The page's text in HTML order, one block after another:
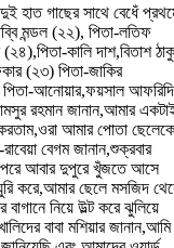
হাত গাছের সাথে বেধেঁ
মন্ডল (২২), পিতা-লতিফ
কালি দাশ,বিতাশ
(২৩) পিতা-জাকির
আনোয়ার,ফয়সাল আফরিদি
রহমান জানান,আমার
আমার পোতা
বেগম জানান,শুক্রবার
আবার দুপুরে খুঁজতে আসে
করে,আমার ছেলে মসজিদ
নিয়ে উল্ট করে ঝুলিয়ে
বাবা মশিয়ার জানান,আমি